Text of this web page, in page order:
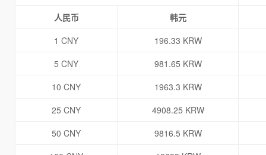
人民币
韩元
1 CNY
196.33 KRW
5 CNY
981.65 KRW
10 CNY
1963.3 KRW
25 CNY
4908.25 KRW
50 CNY
9816.5 KRW